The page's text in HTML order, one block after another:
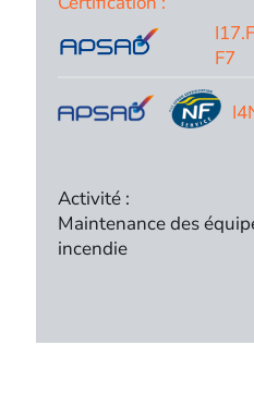
F7
Activité :
Maintenance des
incendie